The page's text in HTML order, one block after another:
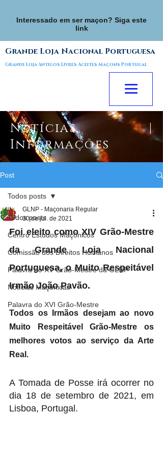
Interessado em ser maçon? Siga este
link
Grande Loja Nacional Portuguesa
Grande Loja Antigos Livres Aceites Maçons Portugal
Notícias |
Informações
Post
Todos posts
Centro Estudos Maçónicos
Comissão dos Direitos Humanos
Palavra do XV Grão-Mestre da GLNP
Notícias Maçónicas
Palavra do XVI Grão-Mestre
Todos posts
GLNP - Maçonaria Regular
30 de jul. de 2021
Foi eleito como XIV Grão-Mestre
da Grande Loja Nacional
Portuguesa, o Muito Respeitável
Irmão João Pavão.
Todos os Irmãos desejam ao novo
Muito Respeitável Grão-Mestre os
melhores votos ao serviço da Arte
Real.
A Tomada de Posse irá ocorrer no
dia 18 de setembro de 2021, em
Lisboa, Portugal.